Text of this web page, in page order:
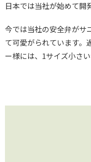
日本では当社が始めて開
今では当社の安全弁がサ
て可愛がられています。
ー様には、1サイズ小さ